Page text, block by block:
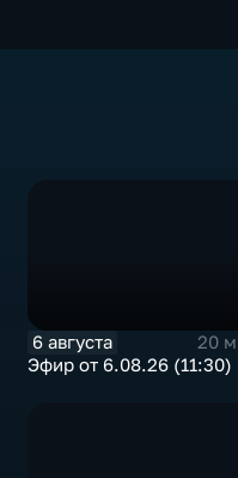
6 августа
20
Эфир от 6.08.26 (11:30)